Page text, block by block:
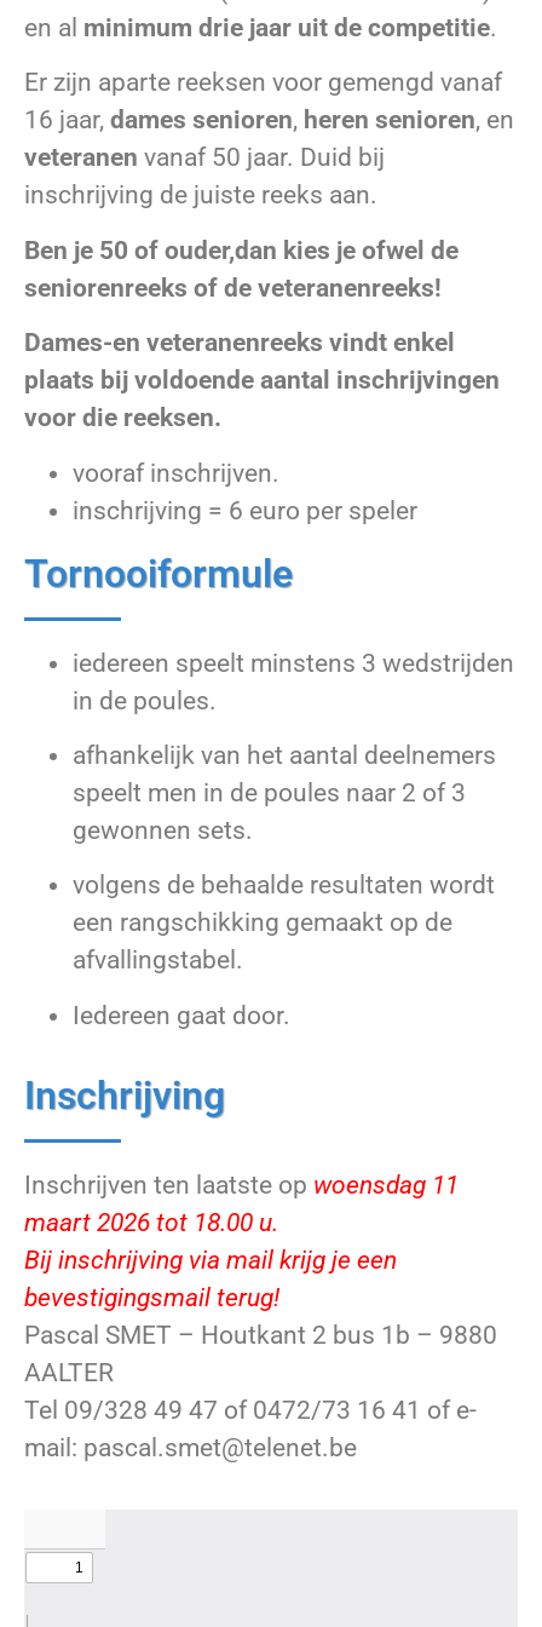
en al minimum drie jaar uit de competitie.
Er zijn aparte reeksen voor gemengd vanaf
16 jaar, dames senioren, heren senioren, en
veteranen vanaf 50 jaar. Duid bij
inschrijving de juiste reeks aan.
Ben je 50 of ouder,dan kies je ofwel de
seniorenreeks of de veteranenreeks!
Dames-en veteranenreeks vindt enkel
plaats bij voldoende aantal inschrijvingen
voor die reeksen.
vooraf inschrijven.
inschrijving = 6 euro per speler
Tornooiformule
iedereen speelt minstens 3 wedstrijden
in de poules.
afhankelijk van het aantal deelnemers
speelt men in de poules naar 2 of 3
gewonnen sets.
volgens de behaalde resultaten wordt
een rangschikking gemaakt op de
afvallingstabel.
Iedereen gaat door.
Inschrijving
Inschrijven ten laatste op woensdag 11
maart 2026 tot 18.00 u.
Bij inschrijving via mail krijg je een
bevestigingsmail terug!
Pascal SMET – Houtkant 2 bus 1b – 9880
AALTER
Tel 09/328 49 47 of 0472/73 16 41 of e-
mail: pascal.smet@telenet.be